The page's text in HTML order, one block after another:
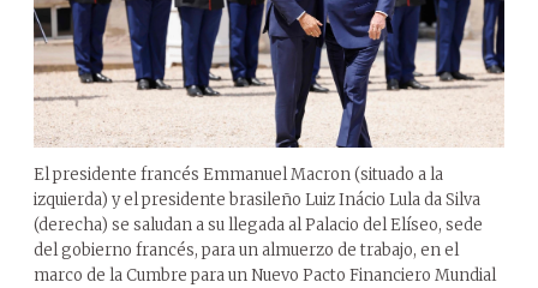
El presidente francés Emmanuel Macron (situado a la
izquierda) y el presidente brasileño Luiz Inácio Lula da Silva
(derecha) se saludan a su llegada al Palacio del Elíseo, sede
del gobierno francés, para un almuerzo de trabajo, en el
marco de la Cumbre para un Nuevo Pacto Financiero Mundial